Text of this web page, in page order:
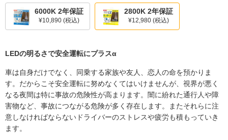
6000K 2年保証
¥10,890 (税込)
2800K 2年保証
¥12,980 (税込)
LEDの明るさで安全運転にプラスα
車は自身だけでなく、同乗する家族や友人、恋人の命を預かりま
す。だからこそ安全運転に努めなくてはいけませんが、視界が悪く
なる夜間は特に事故の危険性が高まります。闇に紛れた通行人や障
害物など、事故につながる危険が多く存在します。またそれらに注
意しなければならないドライバーのストレスや疲労も積もっていき
ます。